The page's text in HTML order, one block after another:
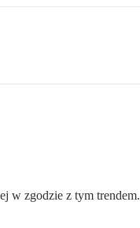
w zgodzie z tym trendem.